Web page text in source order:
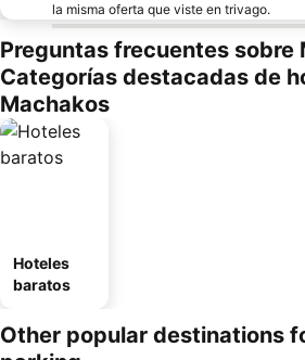
la misma oferta que viste en trivago.
Preguntas frecuentes sobre
Categorías destacadas de
Machakos
Hoteles
baratos
Other popular destinations